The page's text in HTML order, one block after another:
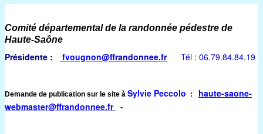
Comité départemental de la randonnée pédestre de
Haute-Saône
Présidente : fvougnon@ffrandonnee.fr Tél : 06.79.84.84.19
Demande de publication sur le site à Sylvie Peccolo :
haute-saone-
webmaster@ffrandonnee.fr -